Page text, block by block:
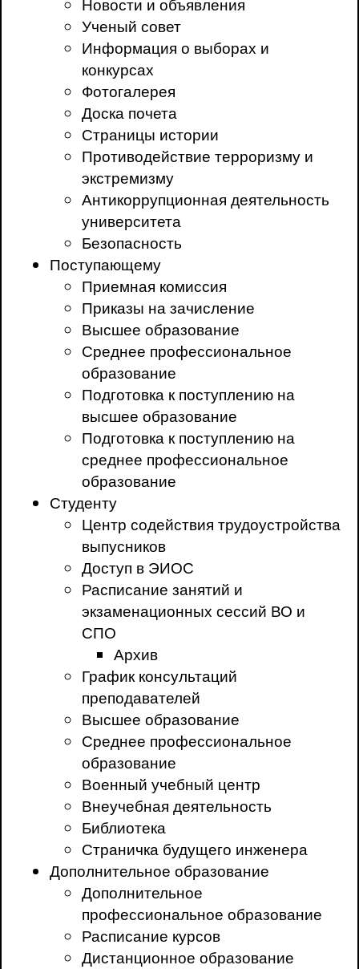
Ученый совет
Информация о выборах и
конкурсах
Фотогалерея
Доска почета
Страницы истории
Противодействие терроризму и
экстремизму
Антикоррупционная деятельность
университета
Безопасность
Поступающему
Приемная комиссия
Приказы на зачисление
Высшее образование
Среднее профессиональное
образование
Подготовка к поступлению на
высшее образование
Подготовка к поступлению на
среднее профессиональное
образование
Студенту
Центр содействия трудоустройства
выпусников
Доступ в ЭИОС
Расписание занятий и
экзаменационных сессий ВО и
СПО
Архив
График консультаций
преподавателей
Высшее образование
Среднее профессиональное
образование
Военный учебный центр
Внеучебная деятельность
Библиотека
Страничка будущего инженера
Дополнительное образование
Дополнительное
профессиональное образование
Расписание курсов
Дистанционное образование